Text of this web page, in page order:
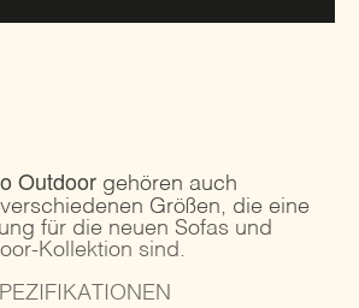
Outdoor gehören auch
Größen, die eine
für die neuen Sofas und
Kollektion sind.